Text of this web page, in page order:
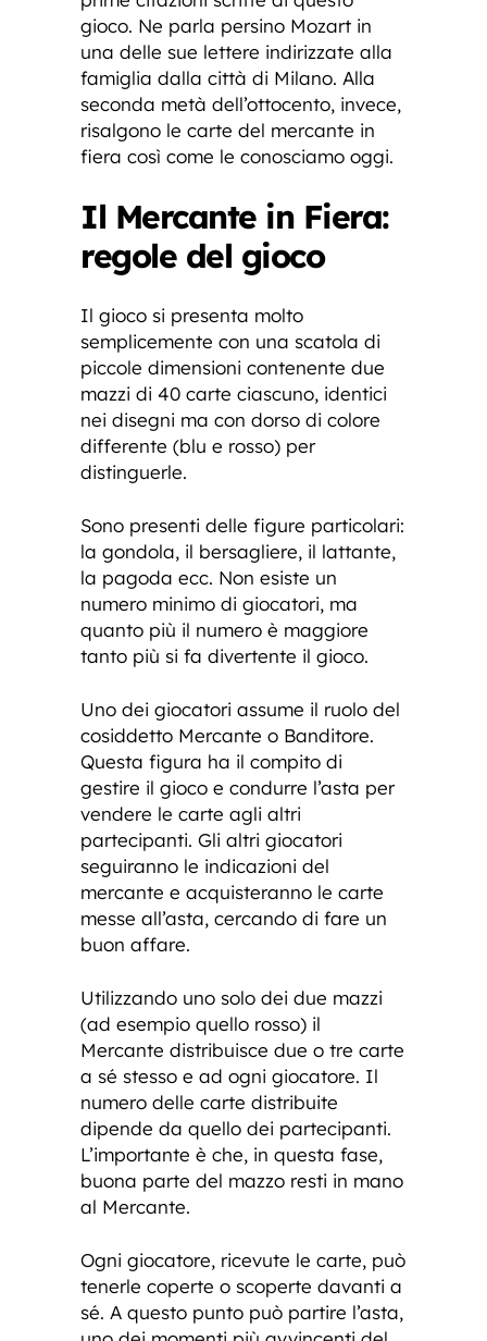
gioco. Ne parla persino Mozart in
una delle sue lettere indirizzate alla
famiglia dalla città di Milano. Alla
seconda metà dell’ottocento, invece,
risalgono le carte del mercante in
fiera così come le conosciamo oggi.
Il Mercante in Fiera:
regole del gioco
Il gioco si presenta molto
semplicemente con una scatola di
piccole dimensioni contenente due
mazzi di 40 carte ciascuno, identici
nei disegni ma con dorso di colore
differente (blu e rosso) per
distinguerle.
Sono presenti delle figure particolari:
la gondola, il bersagliere, il lattante,
la pagoda ecc. Non esiste un
numero minimo di giocatori, ma
quanto più il numero è maggiore
tanto più si fa divertente il gioco.
Uno dei giocatori assume il ruolo del
cosiddetto Mercante o Banditore.
Questa figura ha il compito di
gestire il gioco e condurre l’asta per
vendere le carte agli altri
partecipanti. Gli altri giocatori
seguiranno le indicazioni del
mercante e acquisteranno le carte
messe all’asta, cercando di fare un
buon affare.
Utilizzando uno solo dei due mazzi
(ad esempio quello rosso) il
Mercante distribuisce due o tre carte
a sé stesso e ad ogni giocatore. Il
numero delle carte distribuite
dipende da quello dei partecipanti.
L’importante è che, in questa fase,
buona parte del mazzo resti in mano
al Mercante.
Ogni giocatore, ricevute le carte, può
tenerle coperte o scoperte davanti a
sé. A questo punto può partire l’asta,